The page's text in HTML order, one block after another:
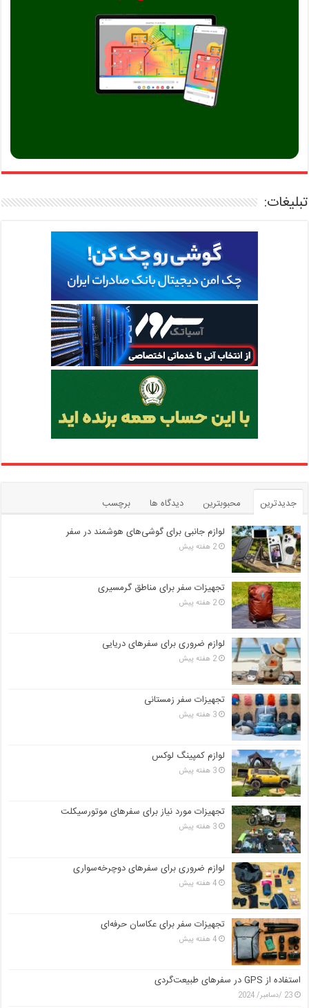
تبلیغات:
جدیدترین محبوبترین دیدگاه ها
برچسب
لوازم جانبی برای گوشی‌های هوشمند در سفر
2 هفته پیش
تجهیزات سفر برای مناطق گرمسیری
2 هفته پیش
لوازم ضروری برای سفرهای دریایی
2 هفته پیش
تجهیزات سفر زمستانی
3 هفته پیش
لوازم کمپینگ لوکس
3 هفته پیش
تجهیزات مورد نیاز برای سفرهای موتورسیکلت
3 هفته پیش
لوازم ضروری برای سفرهای دوچرخه‌سواری
4 هفته پیش
تجهیزات سفر برای عکاسان حرفه‌ای
4 هفته پیش
استفاده از GPS در سفرهای طبیعت‌گردی
23 /دسامبر/ 2024